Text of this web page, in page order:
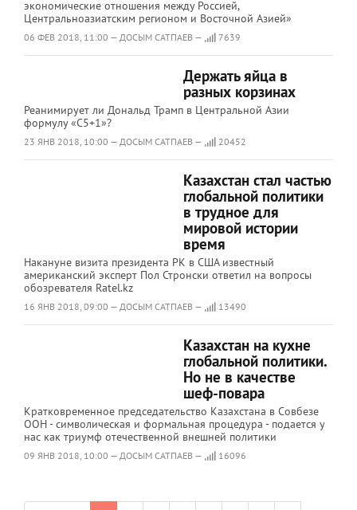
экономические отношения между Россией,
Центральноазиатским регионом и Восточной Азией»
06 ФЕВ 2018, 11:00 — ДОСЫМ САТПАЕВ — 7639
Держать яйца в
разных корзинах
Реанимирует ли Дональд Трамп в Центральной Азии
формулу «C5+1»?
23 ЯНВ 2018, 10:00 — ДОСЫМ САТПАЕВ — 20452
Казахстан стал частью
глобальной политики
в трудное для
мировой истории
время
Накануне визита президента РК в США известный
американский эксперт Пол Стронски ответил на вопросы
обозревателя Ratel.kz
16 ЯНВ 2018, 09:00 — ДОСЫМ САТПАЕВ — 13490
Казахстан на кухне
глобальной политики.
Но не в качестве
шеф-повара
Кратковременное председательство Казахстана в Совбезе
ООН - символическая и формальная процедура - подается у
нас как триумф отечественной внешней политики
09 ЯНВ 2018, 10:00 — ДОСЫМ САТПАЕВ — 16096